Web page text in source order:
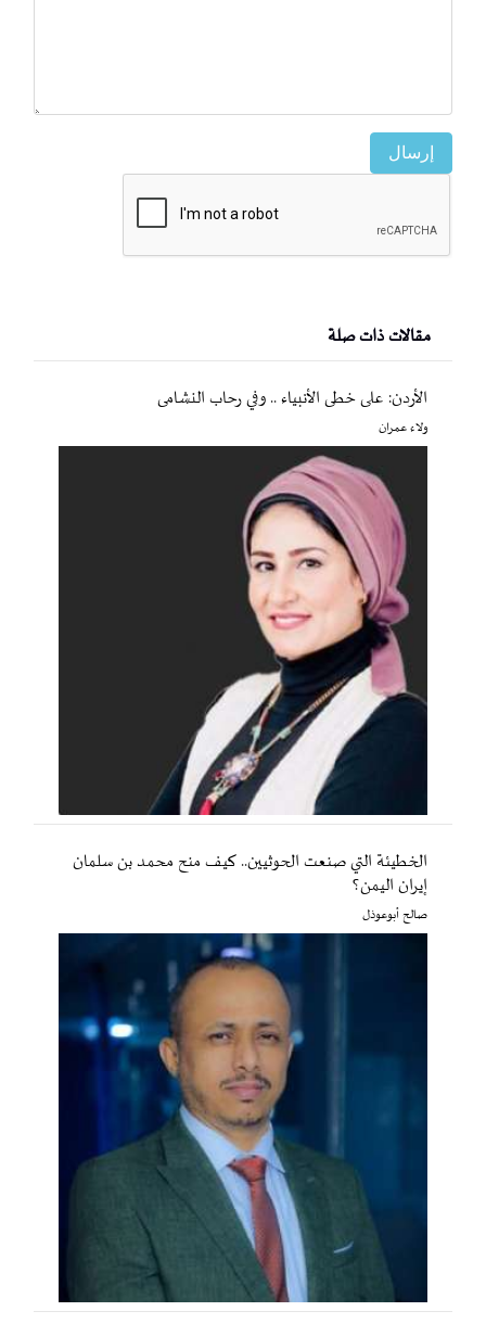
إرسال
مقالات ذات صلة
الأردن: على خطى الأنبياء .. وفي رحاب النشامى
ولاء عمران
الخطيئة التي صنعت الحوثيين.. كيف منح محمد بن سلمان
إيران اليمن؟
صالح أبوعوذل